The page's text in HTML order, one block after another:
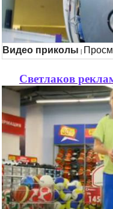
Видео приколы
Светлаков